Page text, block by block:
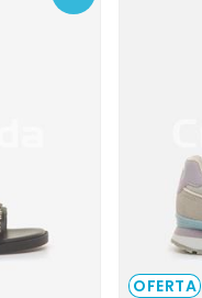
OFERTA